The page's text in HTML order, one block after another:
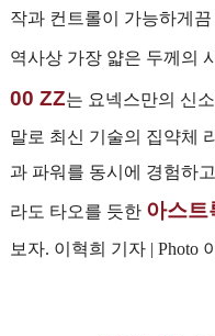
작과 컨트롤이 가능하게
역사상 가장 얇은 두께의
00 ZZ는 요넥스만의 신
말로 최신 기술의 집약체
과 파워를 동시에 경험하
라도 타오를 듯한 아스트
보자. 이혁희 기자 | Photo